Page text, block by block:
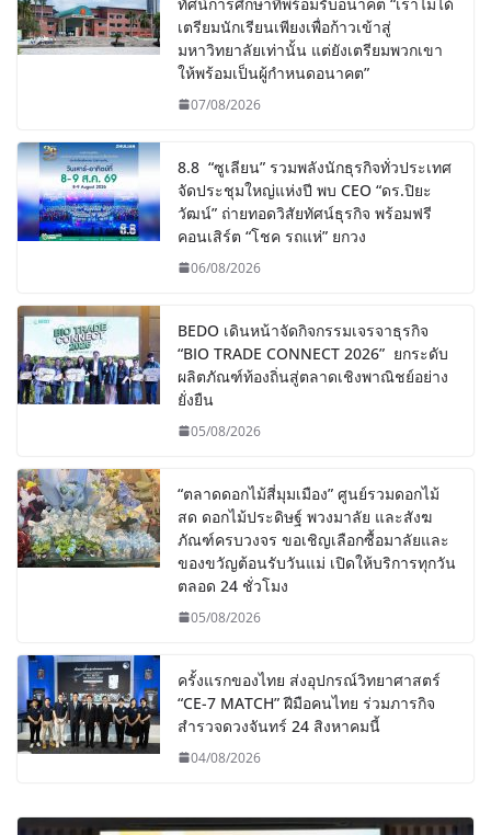
เตรียมนักเรียนเพียงเพื่อก้าวเข้าสู่
มหาวิทยาลัยเท่านั้น แต่ยังเตรียมพวกเขา
ให้พร้อมเป็นผู้กำหนดอนาคต”
07/08/2026
8.8 “ซูเลียน” รวมพลังนักธุรกิจทั่วประเทศ
จัดประชุมใหญ่แห่งปี พบ CEO “ดร.ปิยะ
วัฒน์” ถ่ายทอดวิสัยทัศน์ธุรกิจ พร้อมฟรี
คอนเสิร์ต “โชค รถแห่” ยกวง
06/08/2026
BEDO เดินหน้าจัดกิจกรรมเจรจาธุรกิจ
“BIO TRADE CONNECT 2026” ยกระดับ
ผลิตภัณฑ์ท้องถิ่นสู่ตลาดเชิงพาณิชย์อย่าง
ยั่งยืน
05/08/2026
“ตลาดดอกไม้สี่มุมเมือง” ศูนย์รวมดอกไม้
สด ดอกไม้ประดิษฐ์ พวงมาลัย และสังฆ
ภัณฑ์ครบวงจร ขอเชิญเลือกซื้อมาลัยและ
ของขวัญต้อนรับวันแม่ เปิดให้บริการทุกวัน
ตลอด 24 ชั่วโมง
05/08/2026
ครั้งแรกของไทย ส่งอุปกรณ์วิทยาศาสตร์
“CE-7 MATCH” ฝีมือคนไทย ร่วมภารกิจ
สำรวจดวงจันทร์ 24 สิงหาคมนี้
04/08/2026